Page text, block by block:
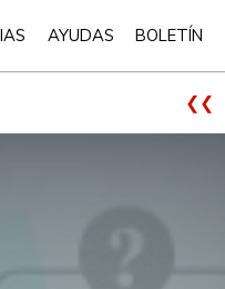
AYUDAS BOLETÍN
❮❮